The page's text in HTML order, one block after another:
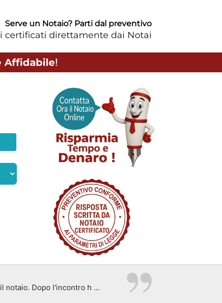
Serve un Notaio? Parti dal preventivo
certificati direttamente dai Notai
Affidabile!
notaio. Dopo l'incontro h ...